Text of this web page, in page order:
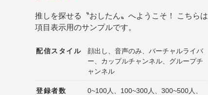
推しを探せる〝おしたん〟へようこそ！ こちらは
項目表示用のサンプルです。
配信スタイル
顔出し、音声のみ、バーチャルライバ
ー、カップルチャンネル、グループチ
ャンネル
登録者数
0~100人、100~300人、300~500人、